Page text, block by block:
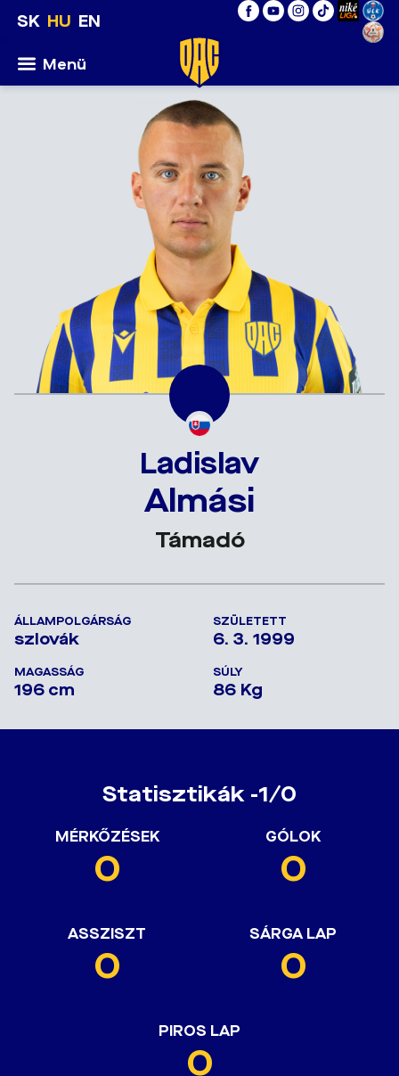
SK HU EN
Menü
Ladislav
Almási
Támadó
ÁLLAMPOLGÁRSÁG
szlovák
SZÜLETETT
6. 3. 1999
MAGASSÁG
196 cm
SÚLY
86 Kg
Statisztikák -1/0
MÉRKŐZÉSEK
0
GÓLOK
0
ASSZISZT
0
SÁRGA LAP
0
PIROS LAP
0